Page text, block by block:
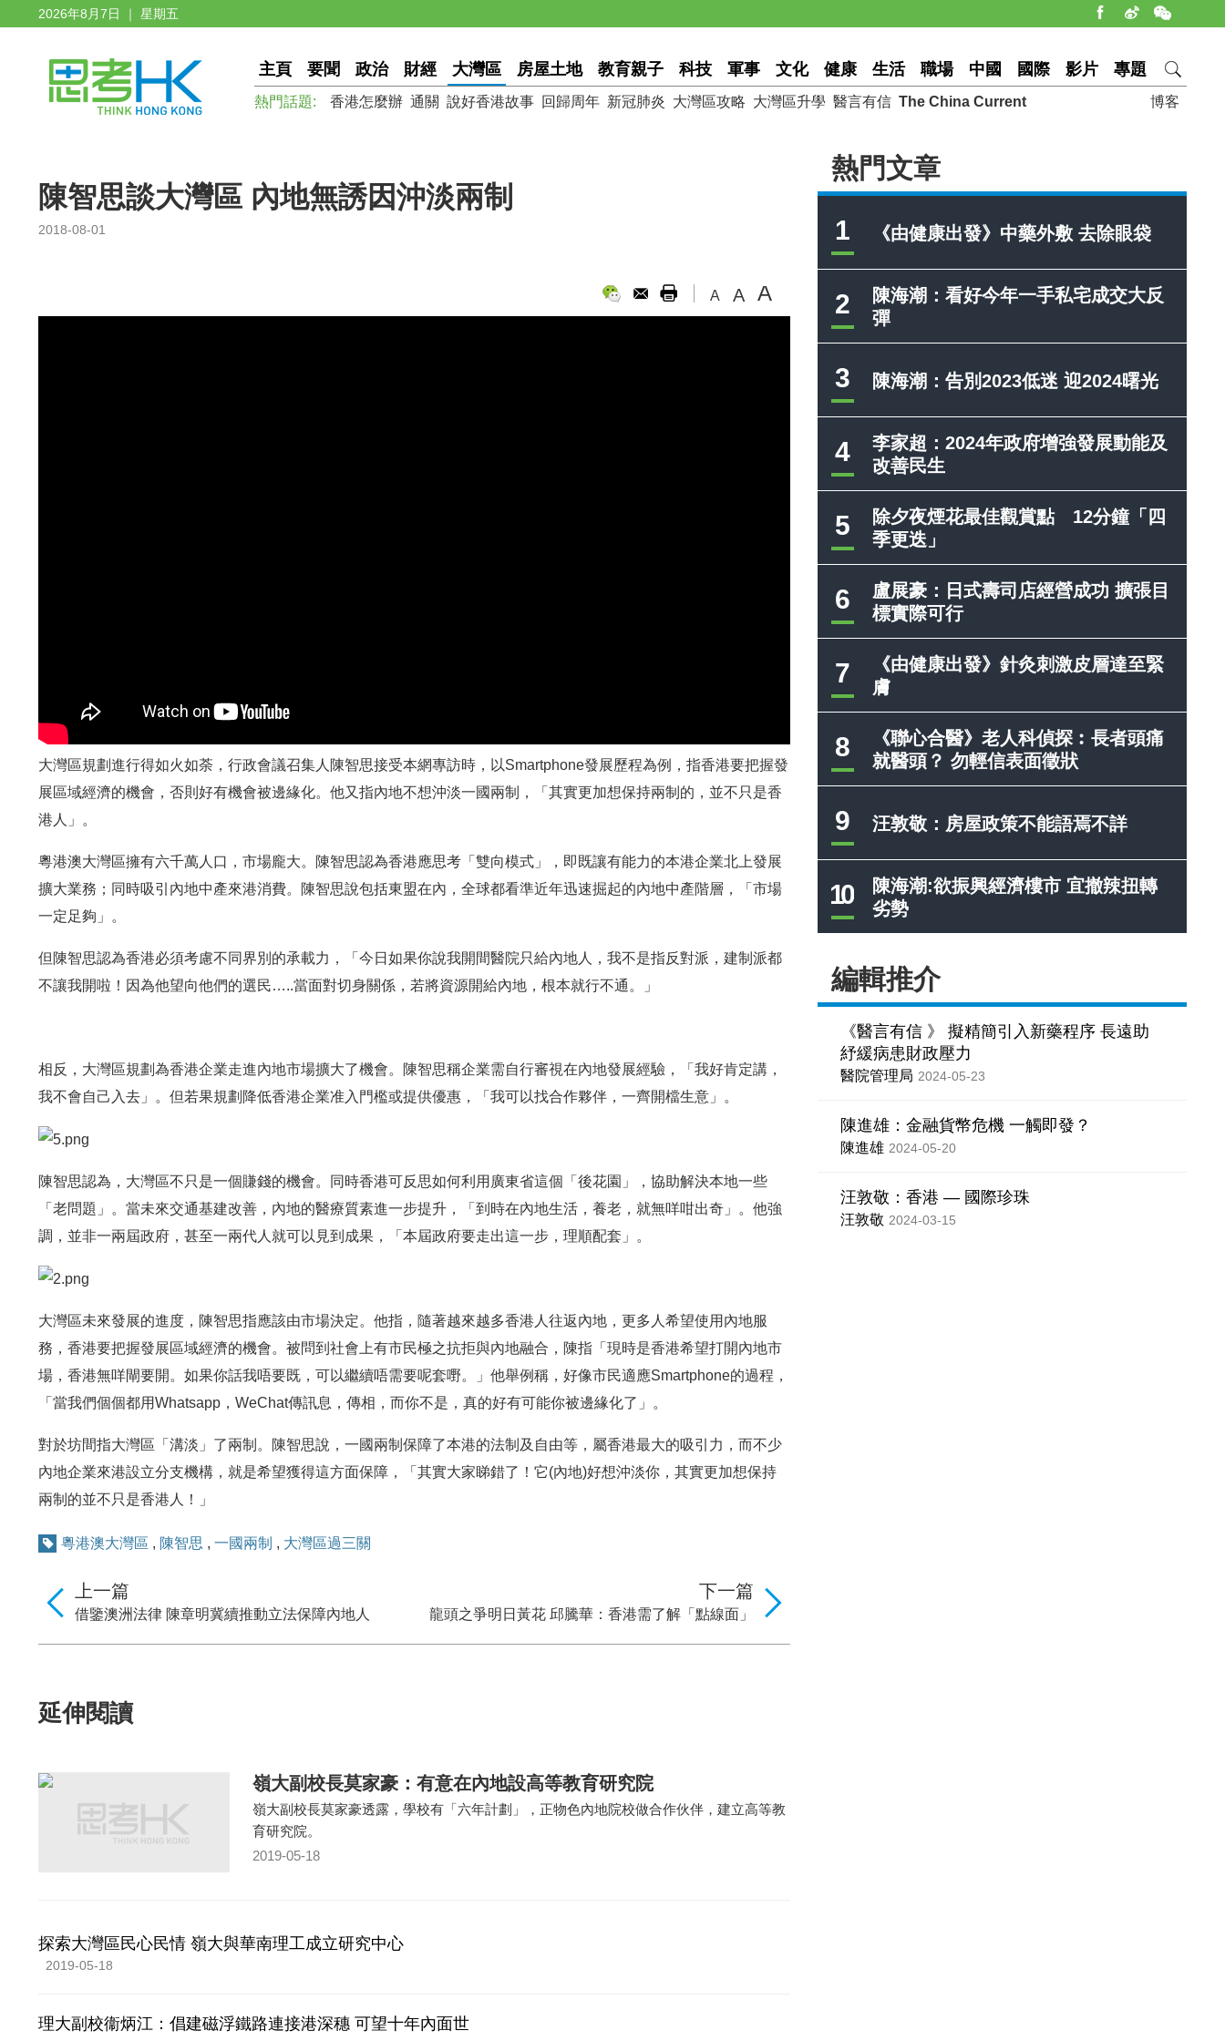
2026年8月7日 ｜ 星期五
主頁 要聞 政治 財經 大灣區 房屋土地 教育親子 科技 軍事 文化 健康 生活 職場 中國 國際 影片 專題
博客
熱門話題: 香港怎麼辦 通關 說好香港故事 回歸周年 新冠肺炎 大灣區攻略 大灣區升學 醫言有信 The China Current
熱門文章
1 《由健康出發》中藥外敷 去除眼袋
2
陳海潮：看好今年一手私宅成交大反
彈
3 陳海潮：告別2023低迷 迎2024曙光
4
李家超：2024年政府增強發展動能及
改善民生
5
除夕夜煙花最佳觀賞點 12分鐘「四
季更迭」
6
盧展豪：日式壽司店經營成功 擴張目
標實際可行
7
《由健康出發》針灸刺激皮層達至緊
膚
8
《聯心合醫》老人科偵探︰長者頭痛
就醫頭？ 勿輕信表面徵狀
9 汪敦敬：房屋政策不能語焉不詳
10
陳海潮:欲振興經濟樓市 宜撤辣扭轉
劣勢
編輯推介
《醫言有信 》 擬精簡引入新藥程序 長遠助
紓緩病患財政壓力
醫院管理局 2024-05-23
陳進雄：金融貨幣危機 一觸即發？
陳進雄 2024-05-20
汪敦敬：香港 — 國際珍珠
汪敦敬 2024-03-15
陳智思談大灣區 內地無誘因沖淡兩制
2018-08-01
A A A
大灣區規劃進行得如火如荼，行政會議召集人陳智思接受本網專訪時，以Smartphone發展歷程為例，指香港要把握發
展區域經濟的機會，否則好有機會被邊緣化。他又指內地不想沖淡一國兩制，「其實更加想保持兩制的，並不只是香
港人」。
粵港澳大灣區擁有六千萬人口，市場龐大。陳智思認為香港應思考「雙向模式」，即既讓有能力的本港企業北上發展
擴大業務；同時吸引內地中產來港消費。陳智思說包括東盟在內，全球都看準近年迅速掘起的內地中產階層，「市場
一定足夠」。
但陳智思認為香港必須考慮不同界別的承載力，「今日如果你說我開間醫院只給內地人，我不是指反對派，建制派都
不讓我開啦！因為他望向他們的選民…..當面對切身關係，若將資源開給內地，根本就行不通。」
相反，大灣區規劃為香港企業走進內地市場擴大了機會。陳智思稱企業需自行審視在內地發展經驗，「我好肯定講，
我不會自己入去」。但若果規劃降低香港企業准入門檻或提供優惠，「我可以找合作夥伴，一齊開檔生意」。
陳智思認為，大灣區不只是一個賺錢的機會。同時香港可反思如何利用廣東省這個「後花園」，協助解決本地一些
「老問題」。當未來交通基建改善，內地的醫療質素進一步提升，「到時在內地生活，養老，就無咩咁出奇」。他強
調，並非一兩屆政府，甚至一兩代人就可以見到成果，「本屆政府要走出這一步，理順配套」。
大灣區未來發展的進度，陳智思指應該由市場決定。他指，隨著越來越多香港人往返內地，更多人希望使用內地服
務，香港要把握發展區域經濟的機會。被問到社會上有市民極之抗拒與內地融合，陳指「現時是香港希望打開內地市
場，香港無咩閘要開。如果你話我唔要既，可以繼續唔需要呢套嘢。」他舉例稱，好像市民適應Smartphone的過程，
「當我們個個都用Whatsapp，WeChat傳訊息，傳相，而你不是，真的好有可能你被邊緣化了」。
對於坊間指大灣區「溝淡」了兩制。陳智思說，一國兩制保障了本港的法制及自由等，屬香港最大的吸引力，而不少
內地企業來港設立分支機構，就是希望獲得這方面保障，「其實大家睇錯了！它(內地)好想沖淡你，其實更加想保持
兩制的並不只是香港人！」
粵港澳大灣區 , 陳智思 , 一國兩制 , 大灣區過三關
下一篇
龍頭之爭明日黃花 邱騰華：香港需了解「點線面」
上一篇
借鑒澳洲法律 陳章明冀續推動立法保障內地人
延伸閱讀
嶺大副校長莫家豪：有意在內地設高等教育研究院
嶺大副校長莫家豪透露，學校有「六年計劃」，正物色內地院校做合作伙伴，建立高等教
育研究院。
2019-05-18
探索大灣區民心民情 嶺大與華南理工成立研究中心
2019-05-18
理大副校衞炳江：倡建磁浮鐵路連接港深穗 可望十年內面世